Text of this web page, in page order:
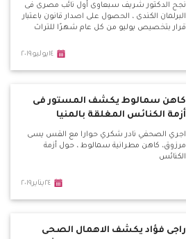
نجح الدكتور شريف سبعاوى أول نائب مصرى فى
البرلمان الكندى ، الحصول على اصدار قانون باعتبار
قرار بتخصيص يوليو من كل عام شهرًا للتراث
١٤يوليو٢٠١٩
كاهن سمالوط يكشف المستور فى
أزمة الكنائس المغلقة بالمنيا
اجري الصحفي نادر شكري حوارا مع القس يسى
مرزوق، كاهن مطرانية سمالوط ، حول أزمة
الكنائس
٢٤يناير٢٠١٩
راجى فؤاد يكشف الاهمال الصحى